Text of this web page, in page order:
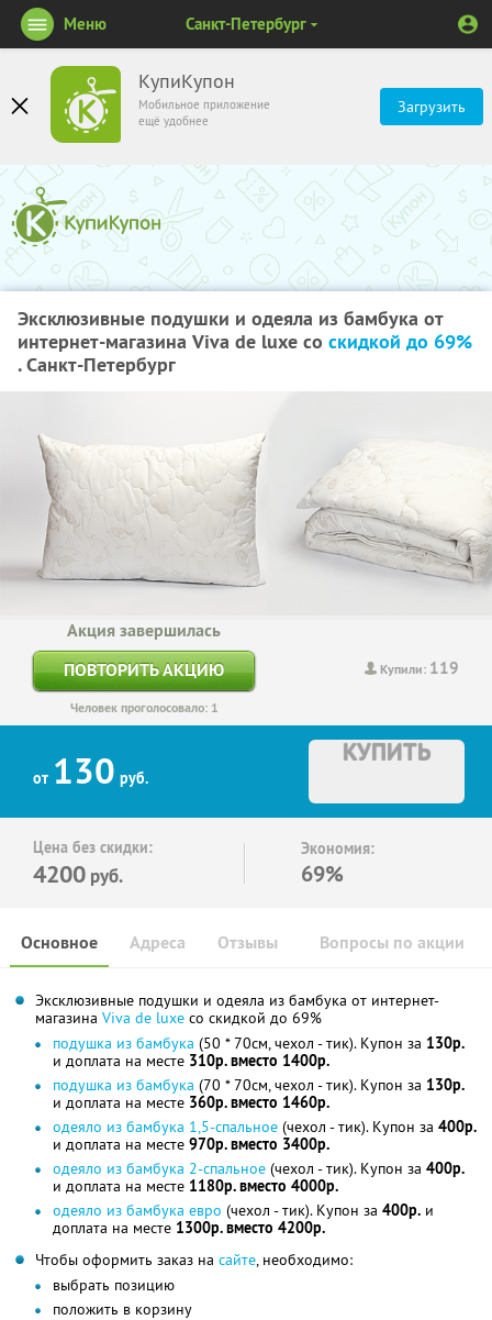
КупиКупон
Мобильное приложение
ещё удобнее
Загрузить
Меню Санкт-Петербург
Эксклюзивные подушки и одеяла из бамбука от
интернет-магазина Viva de luxe со скидкой до 69%
. Санкт-Петербург
Купили: 119
Акция завершилась
ПОВТОРИТЬ АКЦИЮ
Человек проголосовало: 1
от 130 руб.
КУПИТЬ
Цена без скидки:
4200 руб.
Экономия:
69%
Основное Отзывы Вопросы по акции
Адреса
Эксклюзивные подушки и одеяла из бамбука от интернет-
магазина Viva de luxe со скидкой до 69%
подушка из бамбука (50 * 70см, чехол - тик). Купон за 130р.
и доплата на месте 310р. вместо 1400р.
подушка из бамбука (70 * 70см, чехол - тик). Купон за 130р.
и доплата на месте 360р. вместо 1460р.
одеяло из бамбука 1,5-спальное (чехол - тик). Купон за 400р.
и доплата на месте 970р. вместо 3400р.
одеяло из бамбука 2-спальное (чехол - тик). Купон за 400р.
и доплата на месте 1180р. вместо 4000р.
одеяло из бамбука евро (чехол - тик). Купон за 400р. и
доплата на месте 1300р. вместо 4200р.
Чтобы оформить заказ на сайте, необходимо:
выбрать позицию
положить в корзину